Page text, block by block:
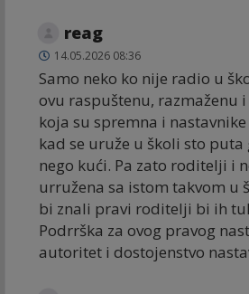
reag
14.05.2026 08:36
Samo neko ko nije radio u
ovu raspuštenu, razmaženu
koja su spremna i
kad se uruže u školi sto
nego kući. Pa zato roditelji i
urružena sa istom takvom u
bi znali pravi roditelji bi ih
Podrrška za ovog pravog
autoritet i dostojenstvo